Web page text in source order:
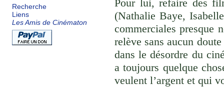
Recherche
Liens
Les Amis de Cinématon
Pour lui, refaire des
(Nathalie Baye,
commerciales presque
relève sans aucun
dans le désordre du
a toujours quelque
veulent l’argent et qui